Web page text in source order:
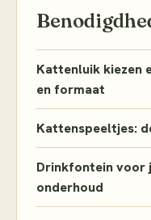
Kattenluik kiezen
en formaat
Kattenspeeltjes:
Drinkfontein voor
onderhoud